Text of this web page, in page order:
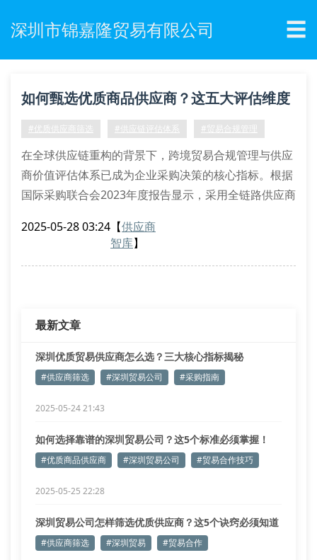
深圳市锦嘉隆贸易有限公司 ☰
如何甄选优质商品供应商？这五大评估维度
不可忽视！
#优质供应商筛选 #供应链评估体系 #贸易合规管理
在全球供应链重构的背景下，跨境贸易合规管理与供应
商价值评估体系已成为企业采购决策的核心指标。根据
国际采购联合会2023年度报告显示，采用全链路供应商
纠纷发生率下降52.4%。
2025-05-28 03:24 【供应商
智库】
最新文章
深圳优质贸易供应商怎么选？三大核心指标揭秘
#供应商筛选 #深圳贸易公司 #采购指南
2025-05-24 21:43
如何选择靠谱的深圳贸易公司？这5个标准必须掌握！
#优质商品供应商 #深圳贸易公司 #贸易合作技巧
2025-05-25 22:28
深圳贸易公司怎样筛选优质供应商？这5个诀窍必须知道
#供应商筛选 #深圳贸易 #贸易合作